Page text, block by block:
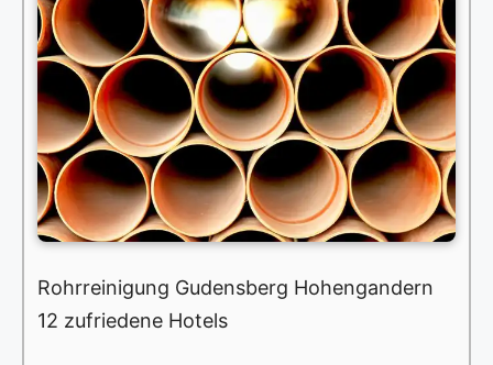
Rohrreinigung Gudensberg Hohengandern
12 zufriedene Hotels